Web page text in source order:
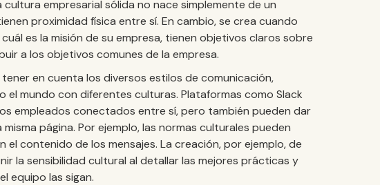
empresarial sólida no nace simplemente de un
proximidad física entre sí. En cambio, se crea cuando
es la misión de su empresa, tienen objetivos claros sobre
a los objetivos comunes de la empresa.
en cuenta los diversos estilos de comunicación,
mundo con diferentes culturas. Plataformas como Slack
empleados conectados entre sí, pero también pueden dar
página. Por ejemplo, las normas culturales pueden
contenido de los mensajes. La creación, por ejemplo, de
la sensibilidad cultural al detallar las mejores prácticas y
equipo las sigan.